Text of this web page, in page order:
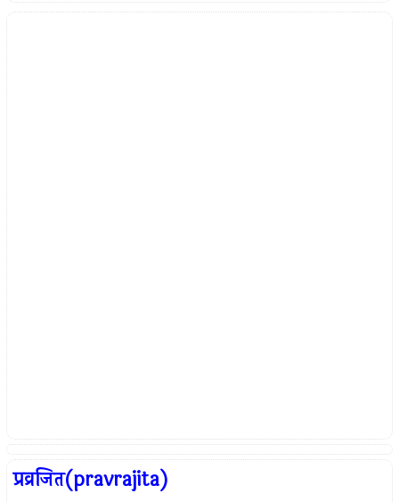
प्रव्रजित(pravrajita)